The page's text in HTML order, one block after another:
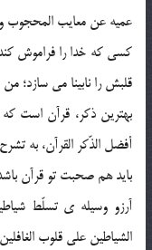
عميه عن معايب المحجوب و
کسي که خدا را فراموش
قلبش را نابينا مي سازد؛ من
بهترين ذکر، قرآن است
أفضل الذّکر القرآن، به تشرح
بايد هم صحبت تو قرآن
آرزو وسيله ي تسلّط
الشياطين علي قلوب الغافلين.